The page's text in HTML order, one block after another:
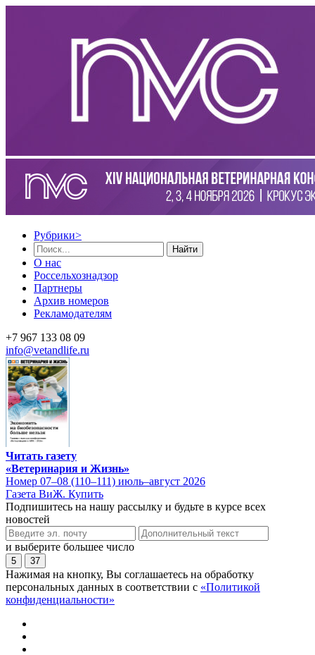
Рубрики>
Найти
О нас
Россельхознадзор
Партнеры
Архив номеров
Рекламодателям
+7 967 133 08 09
info@vetandlife.ru
Читать газету
«Ветеринария и Жизнь»
Номер 07–08 (110–111) июль–август 2026
Газета ВиЖ. Купить
Подпишитесь на нашу рассылку и будьте в курсе всех
новостей
и выберите большее число
5 37
Нажимая на кнопку, Вы соглашаетесь на обработку
персональных данных в соответствии с «Политикой
конфиденциальности»